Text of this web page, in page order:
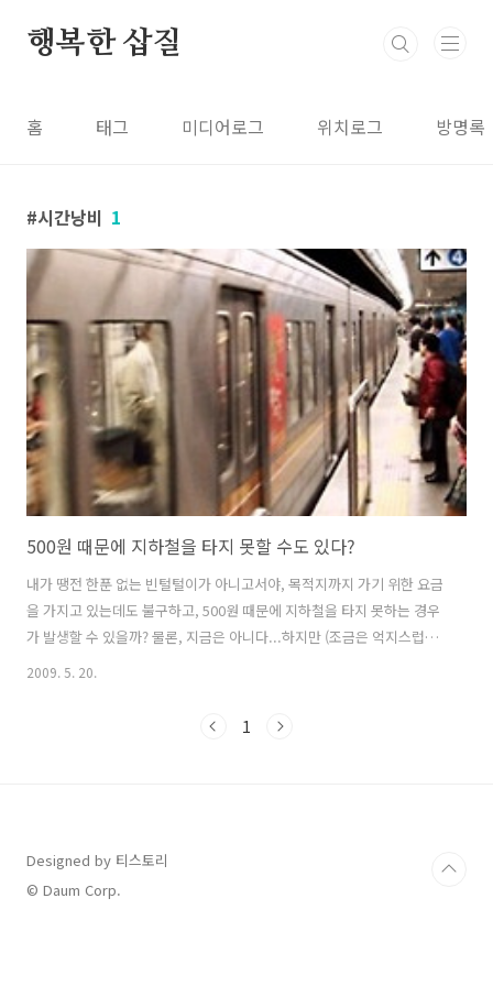
행복한 삽질
홈 태그 미디어로그 위치로그 방명록
시간낭비 1
500원 때문에 지하철을 타지 못할 수도 있다?
내가 땡전 한푼 없는 빈털털이가 아니고서야, 목적지까지 가기 위한 요금
을 가지고 있는데도 불구하고, 500원 때문에 지하철을 타지 못하는 경우
가 발생할 수 있을까? 물론, 지금은 아니다...하지만 (조금은 억지스럽다
할수도 있겠지만) 앞으로는 전혀 가능성이 없는 것도 아니다... 왜냐하면,
대신 1회용 교통카드로 바뀌었기 때문이다. 서울시는 서울, 경기, 인천
2009. 5. 20.
1
Designed by 티스토리
© Daum Corp.